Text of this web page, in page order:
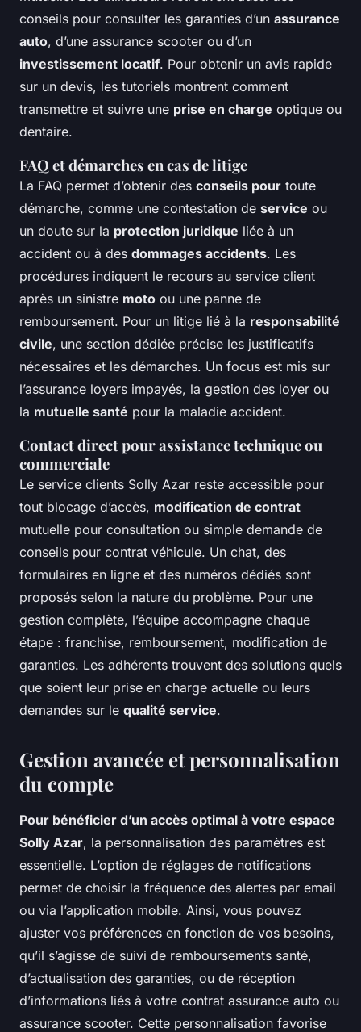
conseils pour consulter les garanties d’un assurance
auto, d’une assurance scooter ou d’un
investissement locatif. Pour obtenir un avis rapide
sur un devis, les tutoriels montrent comment
transmettre et suivre une prise en charge optique ou
dentaire.
FAQ et démarches en cas de litige
La FAQ permet d’obtenir des conseils pour toute
démarche, comme une contestation de service ou
un doute sur la protection juridique liée à un
accident ou à des dommages accidents. Les
procédures indiquent le recours au service client
après un sinistre moto ou une panne de
remboursement. Pour un litige lié à la responsabilité
civile, une section dédiée précise les justificatifs
nécessaires et les démarches. Un focus est mis sur
l’assurance loyers impayés, la gestion des loyer ou
la mutuelle santé pour la maladie accident.
Contact direct pour assistance technique ou
commerciale
Le service clients Solly Azar reste accessible pour
tout blocage d’accès, modification de contrat
mutuelle pour consultation ou simple demande de
conseils pour contrat véhicule. Un chat, des
formulaires en ligne et des numéros dédiés sont
proposés selon la nature du problème. Pour une
gestion complète, l’équipe accompagne chaque
étape : franchise, remboursement, modification de
garanties. Les adhérents trouvent des solutions quels
que soient leur prise en charge actuelle ou leurs
demandes sur le qualité service.
Gestion avancée et personnalisation
du compte
Pour bénéficier d’un accès optimal à votre espace
Solly Azar, la personnalisation des paramètres est
essentielle. L’option de réglages de notifications
permet de choisir la fréquence des alertes par email
ou via l’application mobile. Ainsi, vous pouvez
ajuster vos préférences en fonction de vos besoins,
qu’il s’agisse de suivi de remboursements santé,
d’actualisation des garanties, ou de réception
d’informations liés à votre contrat assurance auto ou
assurance scooter. Cette personnalisation favorise